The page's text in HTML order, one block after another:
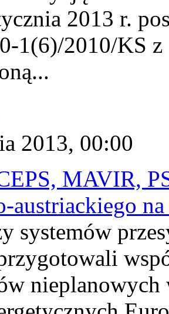
2013 r.
1(6)/2010/KS
2013, 00:00
MAVIR,
austriackiego
systemów
nieplanowych